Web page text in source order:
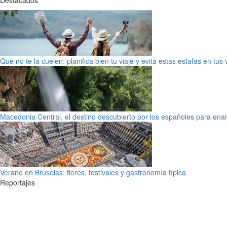
Que no te la cuelen: planifica bien tu viaje y evita estas estafas en tus
Macedonia Central, el destino descubierto por los españoles para
Verano en Bruselas: flores, festivales y gastronomía típica
Reportajes